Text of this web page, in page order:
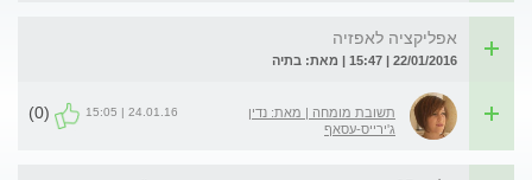
אפליקציה לאפזיה
22/01/2016 | 15:47 | מאת: בתיה
תשובת מומחה | מאת: נדין
ג'ירייס-עסאף
24.01.16 | 15:05
(0)